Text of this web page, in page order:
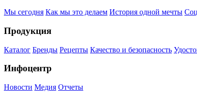
Мы сегодня Как мы это делаем История одной мечты
Продукция
Каталог Бренды Рецепты Качество и безопасность
Инфоцентр
Новости Медия Отчеты